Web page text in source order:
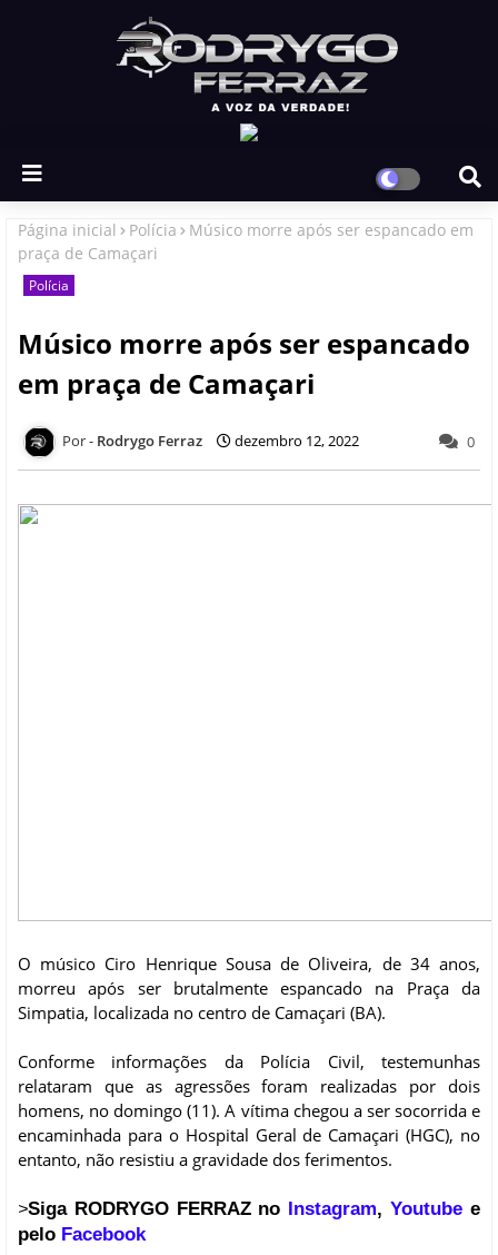
Página inicial Polícia
Músico morre após ser espancado em
praça de Camaçari
Polícia
Músico morre após ser espancado
em praça de Camaçari
Rodrygo Ferraz dezembro 12, 2022 0
O músico Ciro Henrique Sousa de Oliveira, de 34 anos,
morreu após ser brutalmente espancado na Praça da
Simpatia, localizada no centro de Camaçari (BA).
Conforme informações da Polícia Civil, testemunhas
relataram que as agressões foram realizadas por dois
homens, no domingo (11). A vítima chegou a ser socorrida e
encaminhada para o Hospital Geral de Camaçari (HGC), no
entanto, não resistiu a gravidade dos ferimentos.
>Siga RODRYGO FERRAZ no Instagram,Youtube e
pelo Facebook